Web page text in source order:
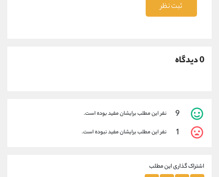
ثبت نظر
0 دیدگاه
9 نفر این مطلب برایشان مفید بوده است.
1 نفر این مطلب برایشان مفید نبوده است.
اشتراک گذاری این مطلب